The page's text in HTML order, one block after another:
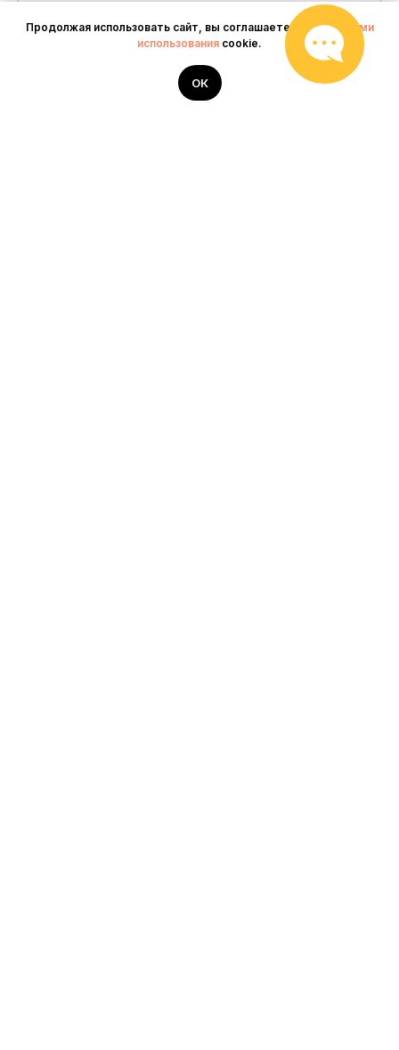
Продолжая использовать сайт, вы соглашаетесь сусловиями
использования cookie.
ОК